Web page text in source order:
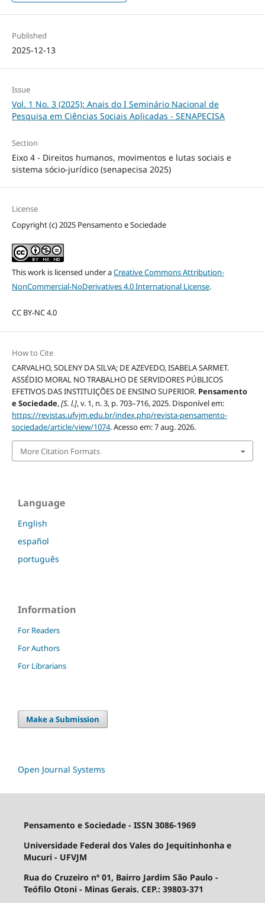
Published
2025-12-13
Issue
Vol. 1 No. 3 (2025): Anais do I Seminário Nacional de
Pesquisa em Ciências Sociais Aplicadas - SENAPECISA
Section
Eixo 4 - Direitos humanos, movimentos e lutas sociais e
sistema sócio-jurídico (senapecisa 2025)
License
Copyright (c) 2025 Pensamento e Sociedade
This work is licensed under aCreative Commons Attribution-
NonCommercial-NoDerivatives 4.0 International License.
CC BY-NC 4.0
How to Cite
CARVALHO, SOLENY DA SILVA; DE AZEVEDO, ISABELA SARMET.
ASSÉDIO MORAL NO TRABALHO DE SERVIDORES PÚBLICOS
EFETIVOS DAS INSTITUIÇÕES DE ENSINO SUPERIOR. Pensamento
e Sociedade,[S. l.], v. 1, n. 3, p. 703–716, 2025. Disponível em:
https://revistas.ufvjm.edu.br/index.php/revista-pensamento-
sociedade/article/view/1074. Acesso em: 7 aug. 2026.
More Citation Formats
Language
English
español
português
Information
For Readers
For Authors
For Librarians
Make a Submission
Open Journal Systems
Pensamento e Sociedade - ISSN 3086-1969
Universidade Federal dos Vales do Jequitinhonha e
Mucuri - UFVJM
Rua do Cruzeiro nº 01, Bairro Jardim São Paulo -
Teófilo Otoni - Minas Gerais. CEP.: 39803-371